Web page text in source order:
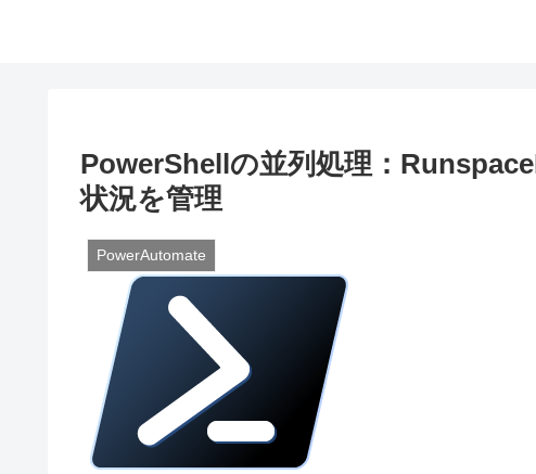
PowerShellの並列処理：
状況を管理
PowerAutomate